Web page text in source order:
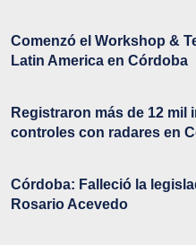
Comenzó el Workshop &
Latin America en Córdoba
Registraron más de 12
controles con radares en
Córdoba: Falleció la
Rosario Acevedo